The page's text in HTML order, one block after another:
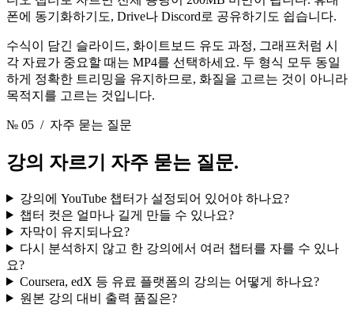
폰에 동기화하기도, Drive나 Discord로 공유하기도 쉽습니다.
수식이 담긴 슬라이드, 화이트보드 유도 과정, 그래프처럼 시
각 자료가 중요할 때는 MP4를 선택하세요. 두 형식 모두 동일
하게 정확한 트리밍을 유지하므로, 화질을 고르는 것이 아니라
목적지를 고르는 것입니다.
№ 05 / 자주 묻는 질문
강의 자르기 자주 묻는 질문.
강의에 YouTube 챕터가 설정되어 있어야 하나요?
챕터 컷은 얼마나 길게 만들 수 있나요?
자막이 유지되나요?
다시 분석하지 않고 한 강의에서 여러 챕터를 자를 수 있나
요?
Coursera, edX 등 유료 플랫폼의 강의는 어떻게 하나요?
원본 강의 대비 출력 품질은?